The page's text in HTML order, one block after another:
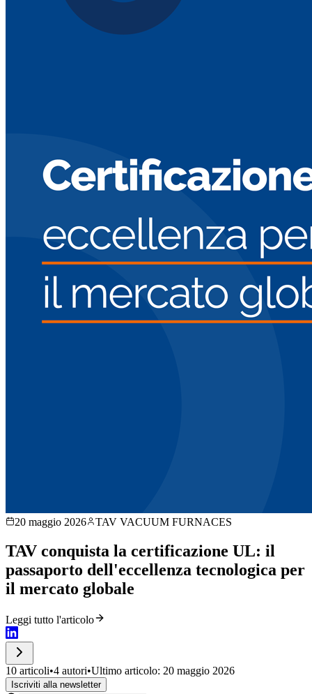
20 maggio 2026 TAV VACUUM FURNACES
TAV conquista la certificazione UL: il
passaporto dell'eccellenza tecnologica per
il mercato globale
Leggi tutto l'articolo
10 articoli•4 autori•Ultimo articolo: 20 maggio 2026
Iscriviti alla newsletter